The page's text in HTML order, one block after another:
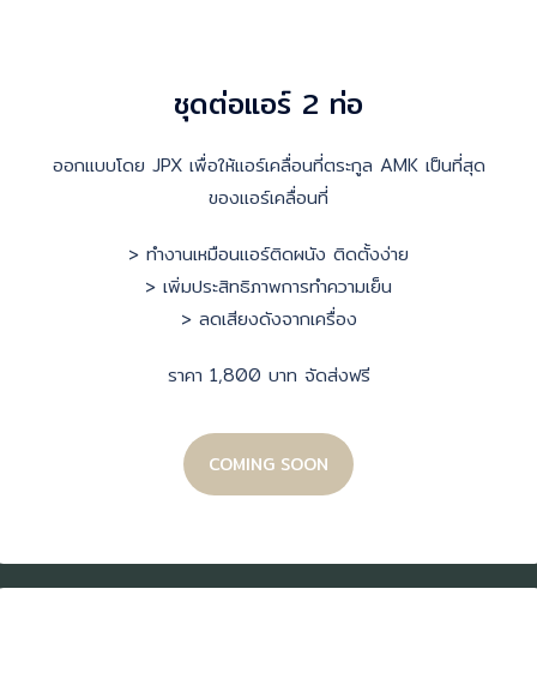
ชุดต่อแอร์ 2 ท่อ
ออกแบบโดย JPX เพื่อให้แอร์เคลื่อนที่ตระกูล AMK เป็นที่สุด
ของแอร์เคลื่อนที่
> ทำงานเหมือนแอร์ติดผนัง ติดตั้งง่าย
> เพิ่มประสิทธิภาพการทำความเย็น
> ลดเสียงดังจากเครื่อง
ราคา 1,800 บาท จัดส่งฟรี
COMING SOON